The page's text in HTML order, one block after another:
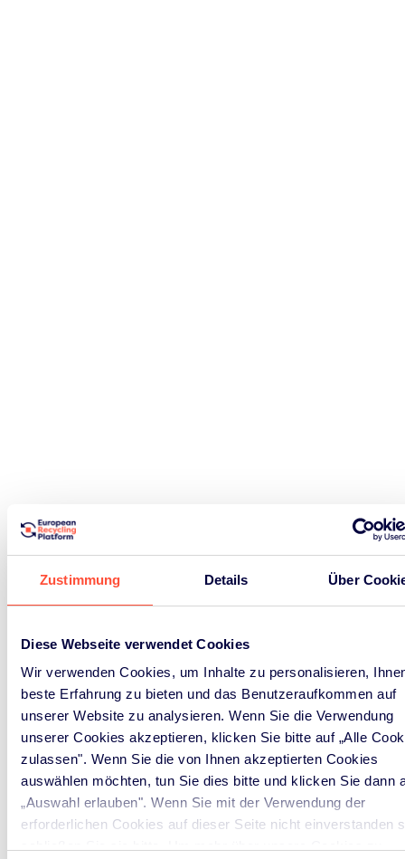
Zustimmung Details Über
Diese Webseite verwendet Cookies
Wir verwenden Cookies, um Inhalte zu personalisieren,
beste Erfahrung zu bieten und das Benutzeraufkommen auf
unserer Website zu analysieren. Wenn Sie die Verwendung
unserer Cookies akzeptieren, klicken Sie bitte auf „Alle
zulassen". Wenn Sie die von Ihnen akzeptierten Cookies
auswählen möchten, tun Sie dies bitte und klicken Sie dann
„Auswahl erlauben". Wenn Sie mit der Verwendung der
erforderlichen Cookies auf dieser Seite nicht einverstanden
Signup